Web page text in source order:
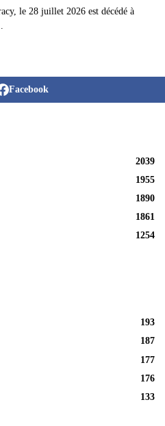
le 28 juillet 2026 est décédé à
Facebook
2039
1955
1890
1861
1254
193
187
177
176
133